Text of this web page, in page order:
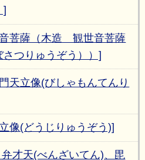
]
菩薩（木造 観世音菩薩
つりゅうぞう））]
天立像(びしゃもんてんり
像(どうじりゅうぞう)]
才天(べんざいてん)、毘